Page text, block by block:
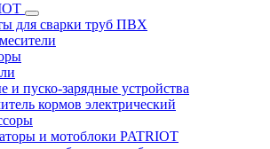
для сварки труб ПВХ
и пуско-зарядные устройства
кормов электрический
и мотоблоки PATRIOT